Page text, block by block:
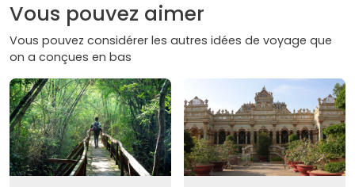
Vous pouvez aimer
Vous pouvez considérer les autres idées de voyage que
on a conçues en bas